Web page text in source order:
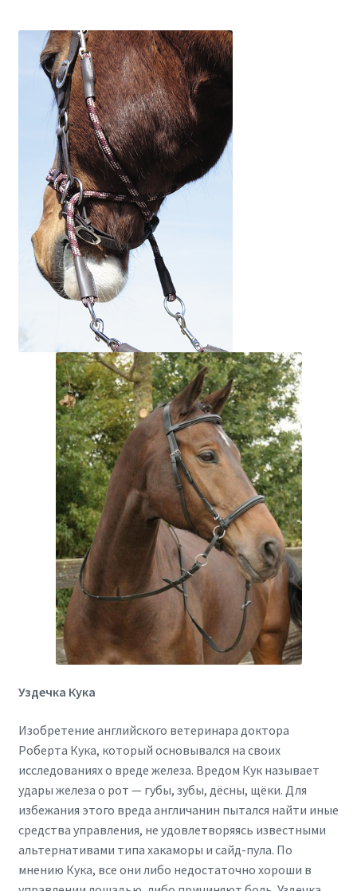
Уздечка Кука
Изобретение английского ветеринара доктора
Роберта Кука, который основывался на своих
исследованиях о вреде железа. Вредом Кук называет
удары железа о рот — губы, зубы, дёсны, щёки. Для
избежания этого вреда англичанин пытался найти иные
средства управления, не удовлетворяясь известными
альтернативами типа хакаморы и сайд-пула. По
мнению Кука, все они либо недостаточно хороши в